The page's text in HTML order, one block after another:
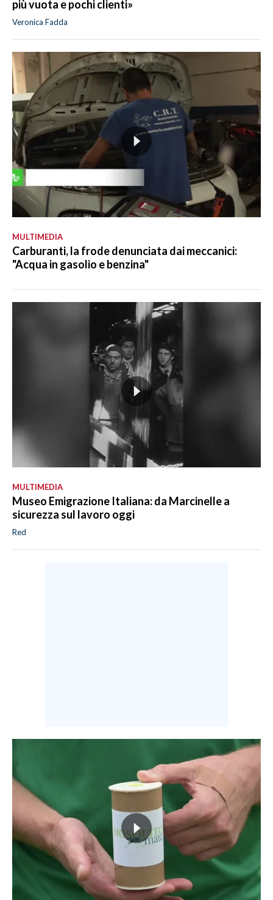
più vuota e pochi clienti»
Veronica Fadda
MULTIMEDIA
Carburanti, la frode denunciata dai meccanici:
"Acqua in gasolio e benzina"
MULTIMEDIA
Museo Emigrazione Italiana: da Marcinelle a
sicurezza sul lavoro oggi
Red